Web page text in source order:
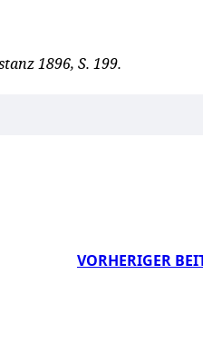
1896, S. 199.
VORHERIGER